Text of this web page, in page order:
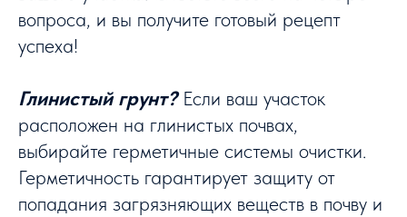
вопроса, и вы получите готовый рецепт
успеха!
Глинистый грунт?Если ваш участок
расположен на глинистых почвах,
выбирайте герметичные системы очистки.
Герметичность гарантирует защиту от
попадания загрязняющих веществ в почву и